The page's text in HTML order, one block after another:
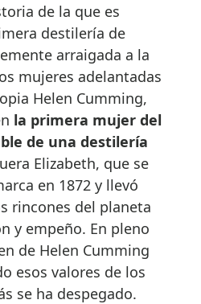
de la que es
destilería de
arraigada a la
mujeres adelantadas
Helen Cumming,
la primera mujer del
de una destilería
Elizabeth, que se
en 1872 y llevó
rincones del planeta
y empeño. En pleno
de Helen Cumming
esos valores de los
se ha despegado.